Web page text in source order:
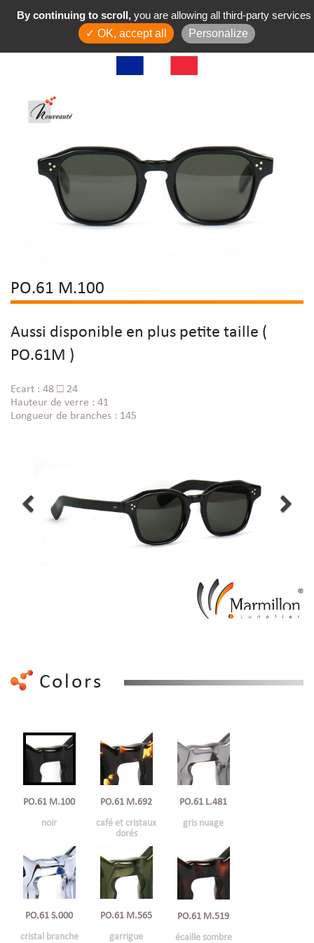
PO.61 M.100
Aussi disponible en plus petite taille (
PO.61M )
Ecart : 48 □ 24
Hauteur de verre : 41
Longueur de branches : 145
Colors
PO.61 M.100
noir
PO.61 M.692
café et cristaux
dorés
PO.61 L.481
gris nuage
PO.61 S.000
cristal branche
PO.61 M.565
garrigue
PO.61 M.519
écaille sombre
By continuing to scroll, you are allowing all third-party services
✓ OK, accept all
Personalize